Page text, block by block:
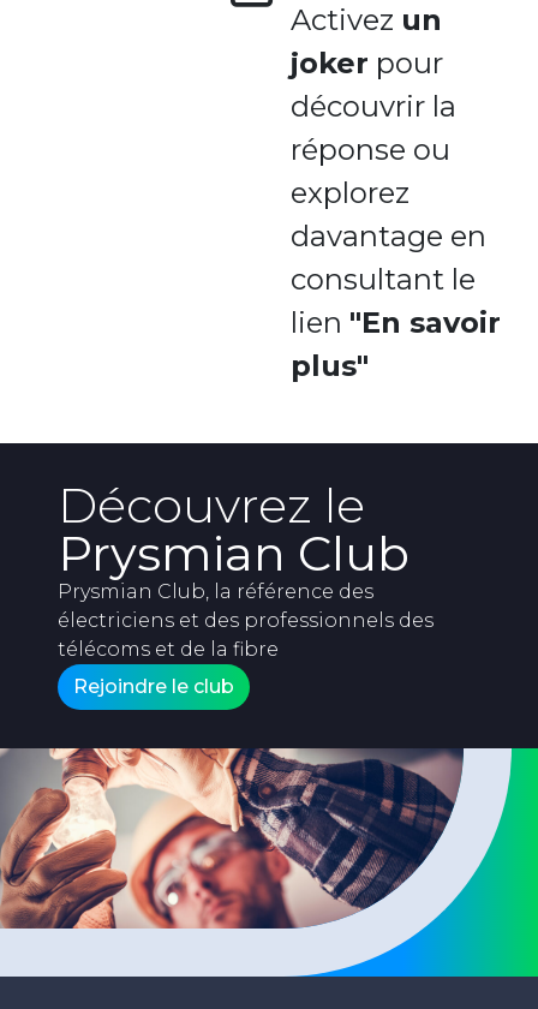
Activez un
joker pour
découvrir la
réponse ou
explorez
davantage en
consultant le
lien "En savoir
plus"
Découvrez le
Prysmian Club
Prysmian Club, la référence des
électriciens et des professionnels des
télécoms et de la fibre
Rejoindre le club